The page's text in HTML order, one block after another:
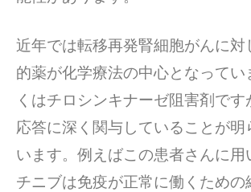
近年では転移再発腎細胞がんに対
的薬が化学療法の中心となってい
くはチロシンキナーゼ阻害剤です
応答に深く関与していることが明
います。例えばこの患者さんに用
チニブは免疫が正常に働くための